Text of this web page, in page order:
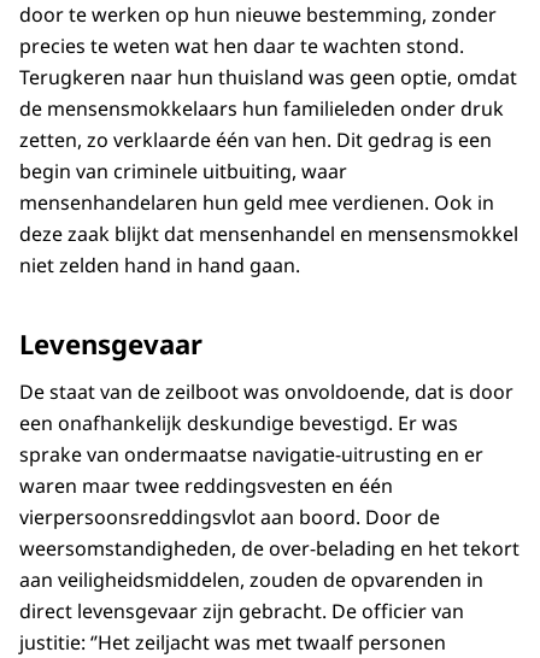
door te werken op hun nieuwe bestemming, zonder
precies te weten wat hen daar te wachten stond.
Terugkeren naar hun thuisland was geen optie, omdat
de mensensmokkelaars hun familieleden onder druk
zetten, zo verklaarde één van hen. Dit gedrag is een
begin van criminele uitbuiting, waar
mensenhandelaren hun geld mee verdienen. Ook in
deze zaak blijkt dat mensenhandel en mensensmokkel
niet zelden hand in hand gaan.
Levensgevaar
De staat van de zeilboot was onvoldoende, dat is door
een onafhankelijk deskundige bevestigd. Er was
sprake van ondermaatse navigatie-uitrusting en er
waren maar twee reddingsvesten en één
vierpersoonsreddingsvlot aan boord. Door de
weersomstandigheden, de over-belading en het tekort
aan veiligheidsmiddelen, zouden de opvarenden in
direct levensgevaar zijn gebracht. De officier van
justitie: ‘’Het zeiljacht was met twaalf personen